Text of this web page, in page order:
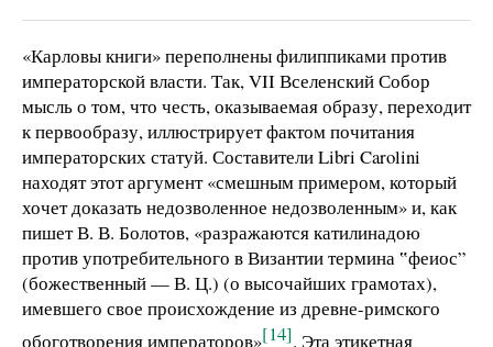
«Карловы книги» переполнены филиппиками против
императорской власти. Так, VII Вселенский Собор
мысль о том, что честь, оказываемая образу, переходит
к первообразу, иллюстрирует фактом почитания
императорских статуй. Составители Libri Carolini
находят этот аргумент «смешным примером, который
хочет доказать недозволенное недозволенным» и, как
пишет В. В. Болотов, «разражаются катилинадою
против употребительного в Византии термина ‟феиос”
(божественный — В. Ц.) (о высочайших грамотах),
имевшего свое происхождение из древне-римского
обоготворения императоров»[14]. Эта этикетная